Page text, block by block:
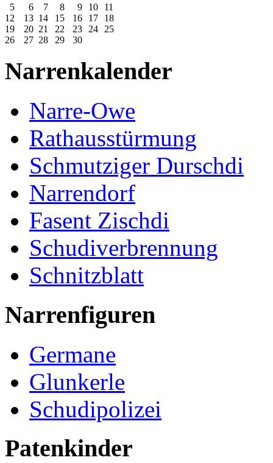
5
6 7 8 9 10
11
12
13 14 15 16 17
18
19
20 21 22 23 24
25
26
27 28 29 30
Narrenkalender
Narre-Owe
Rathausstürmung
Schmutziger Durschdi
Narrendorf
Fasent Zischdi
Schudiverbrennung
Schnitzblatt
Narrenfiguren
Germane
Glunkerle
Schudipolizei
Patenkinder